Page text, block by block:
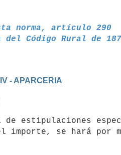
norma, artículo 290
del Código Rural de
- APARCERIA
importe, se hará por